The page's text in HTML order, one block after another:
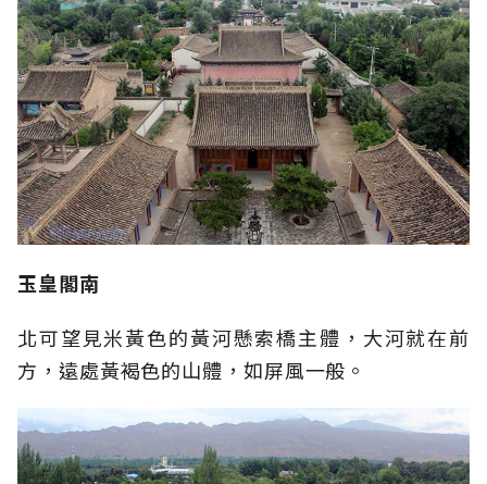
玉皇閣南
北可望見米黃色的黃河懸索橋主體，大河就在前
方，遠處黃褐色的山體，如屏風一般。